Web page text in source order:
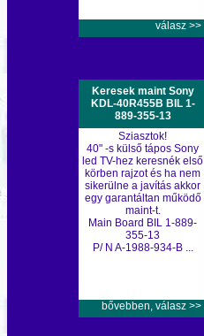
válasz >>
Keresek maint Sony
KDL-40R455B BIL 1-
889-355-13
Sziasztok!
40" -s külső tápos Sony
led TV-hez keresnék első
körben rajzot és ha nem
sikerülne a javítás akkor
egy garantáltan működő
maint-t.
Main Board BIL 1-889-
355-13
P/ N A-1988-934-B ...
bővebben, válasz >>